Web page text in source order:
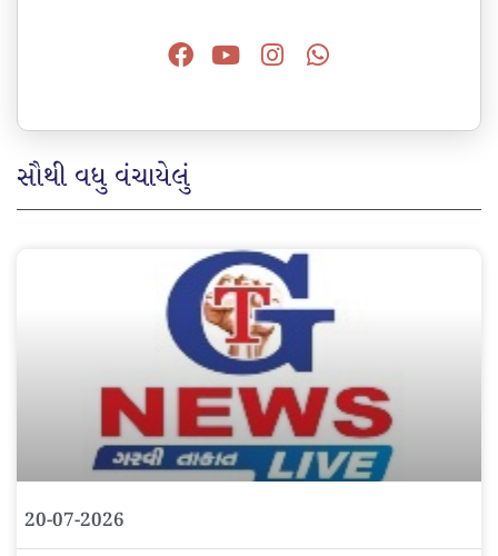
સૌથી વધુ વંચાયેલું
20-07-2026